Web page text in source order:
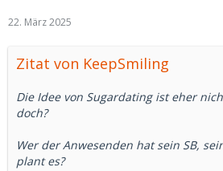
22. März 2025
Zitat von KeepSmiling
Die Idee von Sugardating ist eher
doch?
Wer der Anwesenden hat sein SB,
plant es?